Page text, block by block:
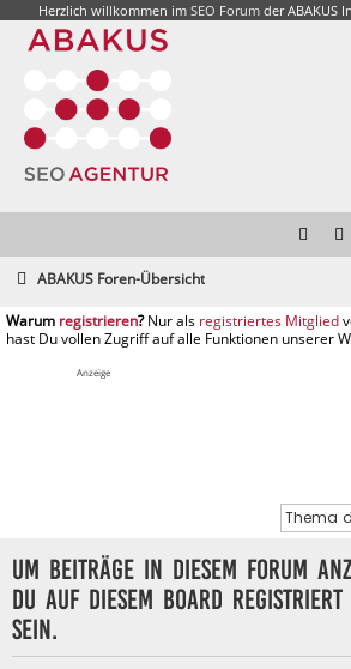
Herzlich willkommen im SEO Forumder ABAKUS
ABAKUS Foren-Übersicht
registrieren registriertes Mitglied
Anzeige
Um Beiträge in diesem Forum
du auf diesem Board registriert
sein.